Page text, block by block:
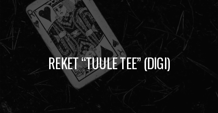
REKET “TUULE TEE” (DIGI)